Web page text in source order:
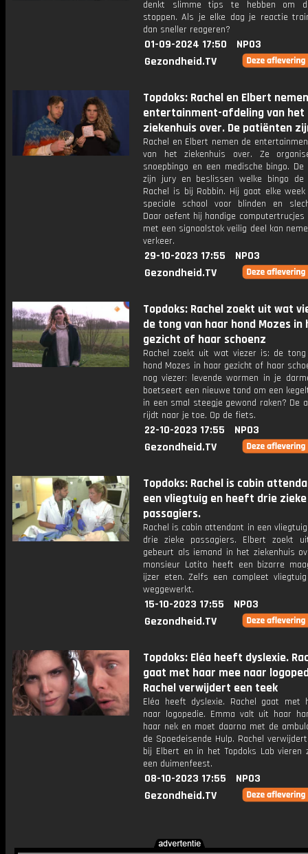
denkt slimme tips te hebben om
stoppen. Als je elke dag je reactie
dan sneller reageren?
01-09-2024 17:50
NPO3
Gezondheid.TV
Topdoks: Rachel en Elbert
entertainment-afdeling van het
ziekenhuis over. De patiënten
Rachel en Elbert nemen de
van het ziekenhuis over. Ze
snoepbingo en een medische bingo.
zijn jury en beslissen welke bingo
Rachel is bij Robbin. Hij gaat elke
speciale school voor blinden en
Daar oefent hij handige computertrucjes
met een signaalstok veilig deel kan
verkeer.
29-10-2023 17:55
NPO3
Gezondheid.TV
Topdoks: Rachel zoekt uit wat
de tong van haar hond Mozes in
gezicht of haar schoenz
Rachel zoekt uit wat viezer is: de
hond Mozes in haar gezicht of haar
nog viezer: levende wormen in je
boetseert een nieuwe tand om een
in een smal steegje gewond raken? De
rijdt naar je toe. Op de fiets.
22-10-2023 17:55
NPO3
Gezondheid.TV
Topdoks: Rachel is cabin
een vliegtuig en heeft drie zieke
passagiers.
Rachel is cabin attendant in een
drie zieke passagiers. Elbert zoekt
gebeurt als iemand in het ziekenhuis
monsieur Lotito heeft een bizarre
ijzer eten. Zelfs een compleet
weggewerkt.
15-10-2023 17:55
NPO3
Gezondheid.TV
Topdoks: Eléa heeft dyslexie.
gaat met haar mee naar
Rachel verwijdert een teek
Eléa heeft dyslexie. Rachel gaat met
naar logopedie. Emma valt uit haar
haar nek en moet daarna met de
de Spoedeisende Hulp. Rachel
bij Elbert en in het Topdoks Lab vieren
een duimenfeest.
08-10-2023 17:55
NPO3
Gezondheid.TV